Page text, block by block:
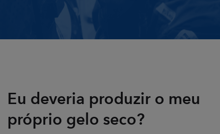
Eu deveria produzir o meu
próprio gelo seco?